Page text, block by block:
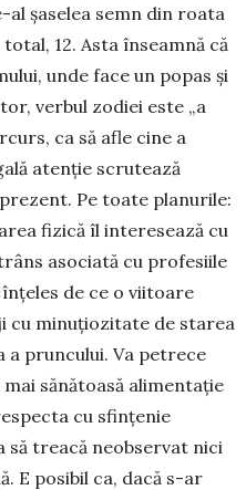
al șaselea semn din roata
12. Asta înseamnă că
unde face un popas și
verbul zodiei este „a
ca să afle cine a
atenție scrutează
Pe toate planurile:
fizică îl interesează cu
asociată cu pro­fesiile
de ce o viitoare
cu minu­țiozitate de starea
a pruncului. Va petrece
sănătoasă alimentație
cu sfințenie
să treacă neobservat nici
E posibil ca, dacă s-ar